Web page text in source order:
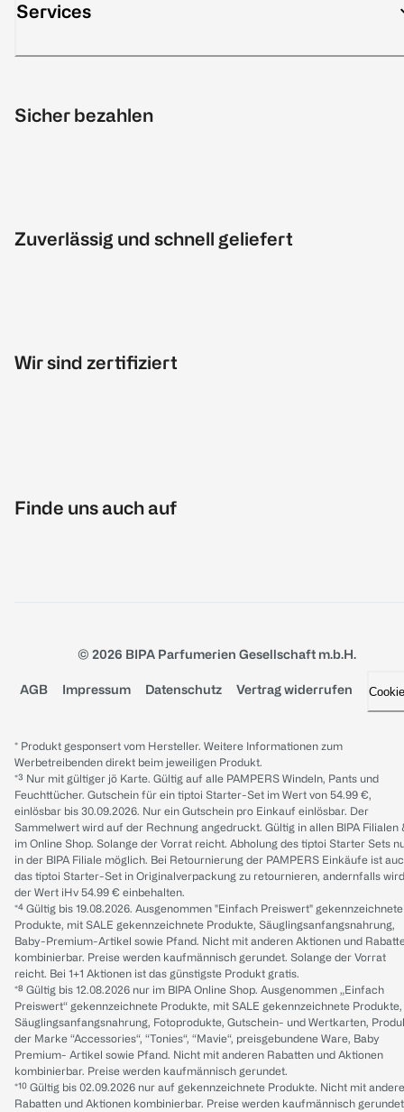
Services
Sicher bezahlen
Zuverlässig und schnell geliefert
Wir sind zertifiziert
Finde uns auch auf
© 2026 BIPA Parfumerien Gesellschaft m.b.H.
AGB Impressum Datenschutz Vertrag widerrufen
* Produkt gesponsert vom Hersteller. Weitere Informationen zum
Werbetreibenden direkt beim jeweiligen Produkt.
*³ Nur mit gültiger jö Karte. Gültig auf alle PAMPERS Windeln, Pants und
Feuchttücher. Gutschein für ein tiptoi Starter-Set im Wert von 54.99 €,
einlösbar bis 30.09.2026. Nur ein Gutschein pro Einkauf einlösbar. Der
Sammelwert wird auf der Rechnung angedruckt. Gültig in allen BIPA Filialen
im Online Shop. Solange der Vorrat reicht. Abholung des tiptoi Starter Sets
in der BIPA Filiale möglich. Bei Retournierung der PAMPERS Einkäufe ist
das tiptoi Starter-Set in Originalverpackung zu retournieren, andernfalls wird
der Wert iHv 54.99 € einbehalten.
*⁴ Gültig bis 19.08.2026. Ausgenommen "Einfach Preiswert" gekennzeichnete
Produkte, mit SALE gekennzeichnete Produkte, Säuglingsanfangsnahrung,
Baby-Premium-Artikel sowie Pfand. Nicht mit anderen Aktionen und
kombinierbar. Preise werden kaufmännisch gerundet. Solange der Vorrat
reicht. Bei 1+1 Aktionen ist das günstigste Produkt gratis.
*⁸ Gültig bis 12.08.2026 nur im BIPA Online Shop. Ausgenommen „Einfach
Preiswert“ gekennzeichnete Produkte, mit SALE gekennzeichnete Produkte,
Säuglingsanfangsnahrung, Fotoprodukte, Gutschein- und Wertkarten,
der Marke “Accessories“, “Tonies“, “Mavie“, preisgebundene Ware, Baby
Premium- Artikel sowie Pfand. Nicht mit anderen Rabatten und Aktionen
kombinierbar. Preise werden kaufmännisch gerundet.
*¹⁰ Gültig bis 02.09.2026 nur auf gekennzeichnete Produkte. Nicht mit
Rabatten und Aktionen kombinierbar. Preise werden kaufmännisch